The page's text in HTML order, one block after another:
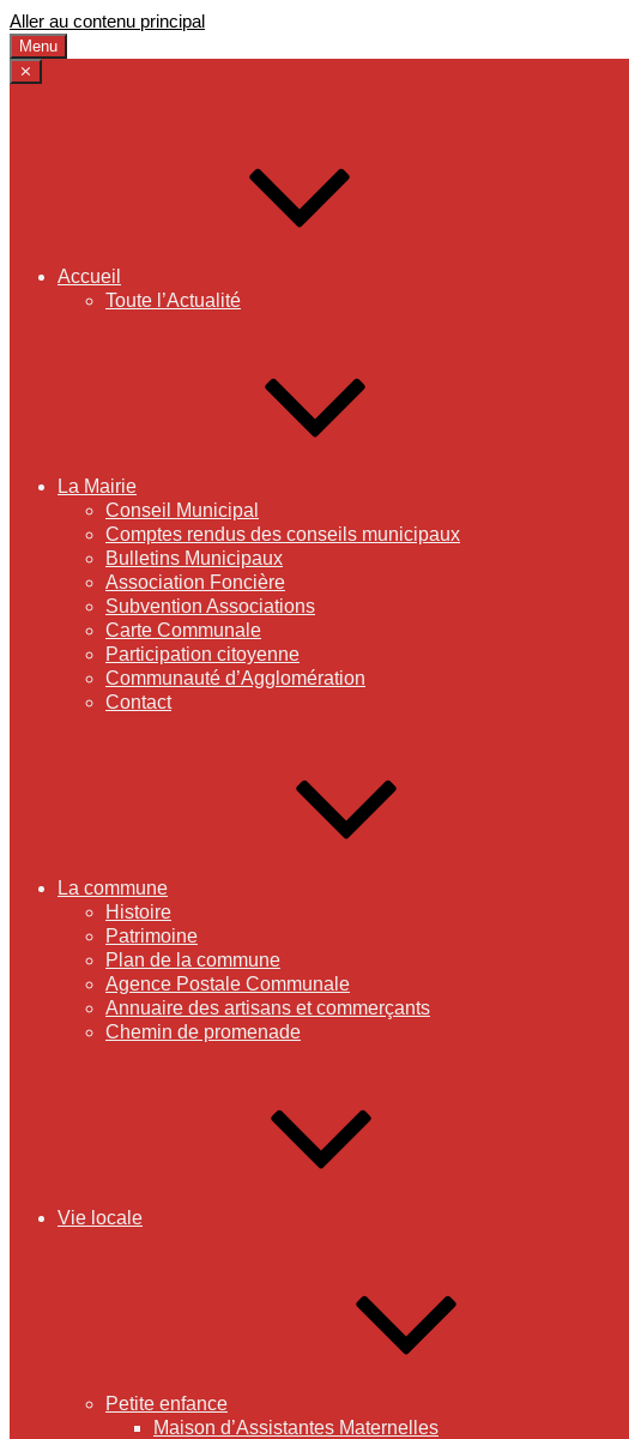
Aller au contenu principal
Menu
⨯
Accueil
Toute l’Actualité
La Mairie
Conseil Municipal
Comptes rendus des conseils municipaux
Bulletins Municipaux
Association Foncière
Subvention Associations
Carte Communale
Participation citoyenne
Communauté d’Agglomération
Contact
La commune
Histoire
Patrimoine
Plan de la commune
Agence Postale Communale
Annuaire des artisans et commerçants
Chemin de promenade
Vie locale
Petite enfance
Maison d’Assistantes Maternelles